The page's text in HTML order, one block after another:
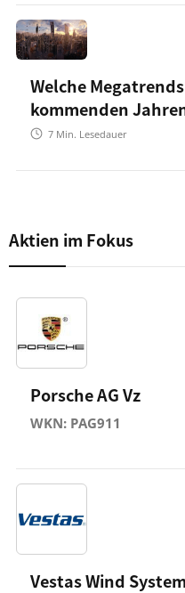
Welche
kommenden
7 Min. Lesedauer
Aktien im Fokus
Porsche AG Vz
WKN: PAG911
Vestas Wind